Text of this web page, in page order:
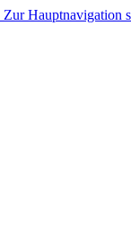
Zur Hauptnavigation